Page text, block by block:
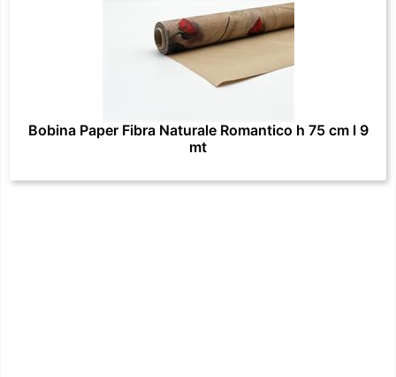
Bobina Paper Fibra Naturale Romantico h 75 cm l 9
mt